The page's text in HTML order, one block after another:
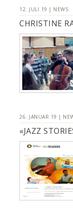
12. JULI 19 | NEWS
CHRISTINE
26. JANUAR 19 |
«JAZZ